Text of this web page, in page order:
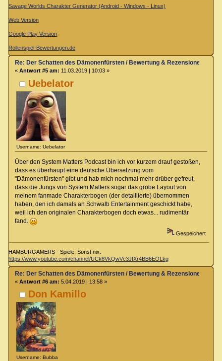
Savage Worlds Charakter Generator (Android - Windows - Linux)
Web Version
Google Play Version
Rollenspiel-Bewertungen.de
Uebelator
Username: Uebelator
Re: Der Schatten des Dämonenfürsten / Bewertung & Rezensionen
« Antwort #5 am: 11.03.2019 | 10:03 »
Über den System Matters Podcast bin ich vor kurzem drauf gestoßen,
dass es überhaupt eine deutsche Übersetzung vom
"Dämonenfürsten" gibt und hab mich nochmal mehr drüber gefreut,
dass die Jungs von System Matters sogar das grobe Layout von
meinem fanmade Charakterbogen (der detaillierte) übernommen
haben, den ich damals an Schwalb Entertainment geschickt habe,
weil ich den originalen Charakterbogen doch etwas... rudimentär
fand.
Gespeichert
HAMBURGAMERS - Spiele. Sonst nix.
https://www.youtube.com/channel/UCk8VkQwVc3JfXr4BB6EOLkg
Don Kamillo
Username: Bubba
Re: Der Schatten des Dämonenfürsten / Bewertung & Rezensionen
« Antwort #6 am: 5.04.2019 | 13:58 »